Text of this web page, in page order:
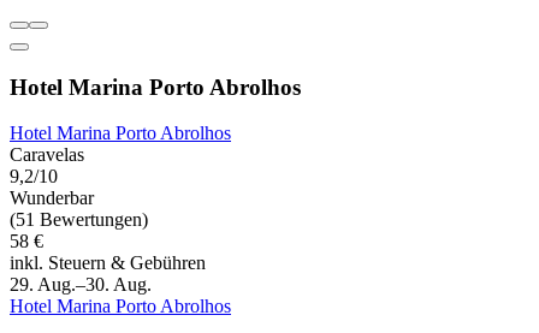
Hotel Marina Porto Abrolhos
Hotel Marina Porto Abrolhos
Caravelas
9,2/10
Wunderbar
(51 Bewertungen)
58 €
inkl. Steuern & Gebühren
29. Aug.–30. Aug.
Hotel Marina Porto Abrolhos